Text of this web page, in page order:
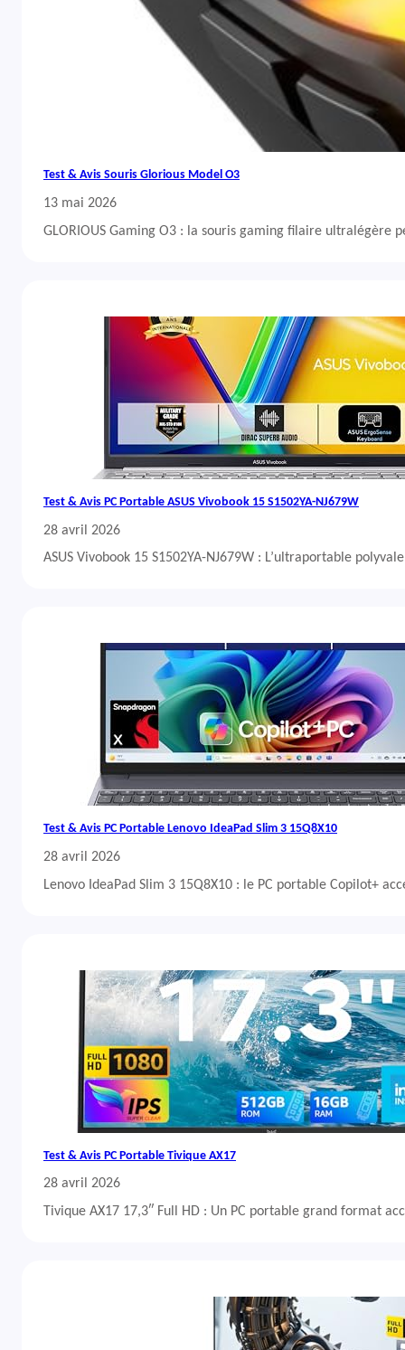
Test & Avis Souris Glorious Model O3
13 mai 2026
GLORIOUS Gaming O3 : la souris gaming filaire ultralégère
Test & Avis PC Portable ASUS Vivobook 15 S1502YA-NJ679W
28 avril 2026
ASUS Vivobook 15 S1502YA-NJ679W : L’ultraportable
Test & Avis PC Portable Lenovo IdeaPad Slim 3 15Q8X10
28 avril 2026
Lenovo IdeaPad Slim 3 15Q8X10 : le PC portable Copilot+
Test & Avis PC Portable Tivique AX17
28 avril 2026
Tivique AX17 17,3″ Full HD : Un PC portable grand format